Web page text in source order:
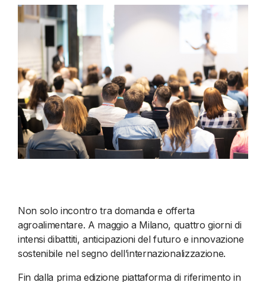
Non solo incontro tra domanda e offerta
agroalimentare. A maggio a Milano, quattro giorni di
intensi dibattiti, anticipazioni del futuro e innovazione
sostenibile nel segno dell’internazionalizzazione.
Fin dalla prima edizione piattaforma di riferimento in